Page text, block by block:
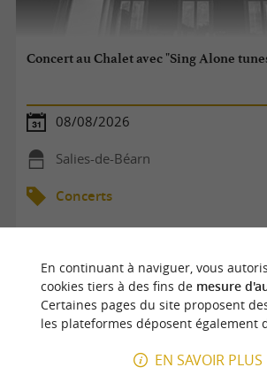
Concert au Chalet avec "Sing Alone
08/08/2026
Salies-de-Béarn
Concerts
En continuant à naviguer, vous
cookies tiers à des fins de mesure
Certaines pages du site proposent
les plateformes déposent également
EN SAVOIR PLUS